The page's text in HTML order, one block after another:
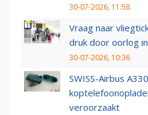
30-07-2026, 11:58
Vraag naar
druk door oorlog
30-07-2026, 10:36
SWISS-Airbus
veroorzaakt